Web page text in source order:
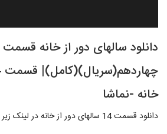
خانه -نماشا
دانلود قسمت 14 سالهای دور از خانه در لینک زیر